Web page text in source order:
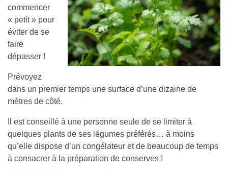
commencer
« petit » pour
éviter de se
faire
dépasser !
Prévoyez
dans un premier temps une surface d’une dizaine de
mètres de côté.
Il est conseillé à une personne seule de se limiter à
quelques plants de ses légumes préférés… à moins
qu’elle dispose d’un congélateur et de beaucoup de temps
à consacrer à la préparation de conserves !